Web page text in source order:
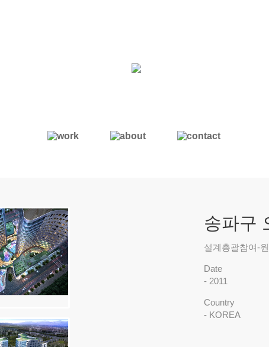
송파구
설계총괄참여-
Date
- 2011
Country
- KOREA